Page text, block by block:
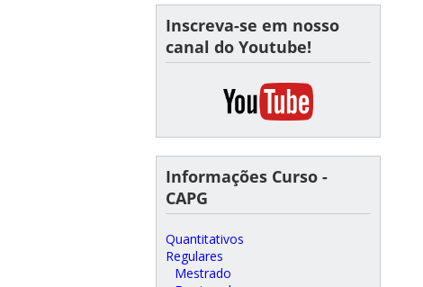
Inscreva-se em nosso
canal do Youtube!
Informações Curso -
CAPG
Quantitativos
Regulares
Mestrado